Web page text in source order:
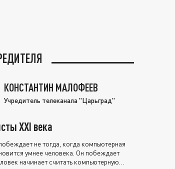
КОНСТАНТИН МАЛОФЕЕВ
Учредитель телеканала "Царьград"
XXI века
не тогда, когда компьютерная
умнее человека. Он побеждает
начинает считать компьютерную